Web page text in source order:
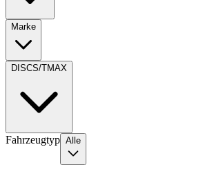
Marke
DISCS/TMAX
Fahrzeugtyp Alle